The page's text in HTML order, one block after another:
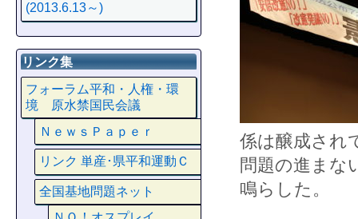
係は醸成され
問題の進まな
鳴らした。
(2013.6.13～)
リンク集
フォーラム平和・人権・環
境 原水禁国民会議
ＮｅｗｓＰａｐｅｒ
リンク 単産･県平和運動Ｃ
全国基地問題ネット